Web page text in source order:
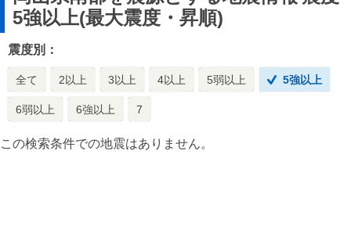
5強以上(最大震度・昇順)
震度別：
全て 2以上 3以上 4以上 5弱以上 5強以上
6弱以上 6強以上 7
この検索条件での地震はありません。